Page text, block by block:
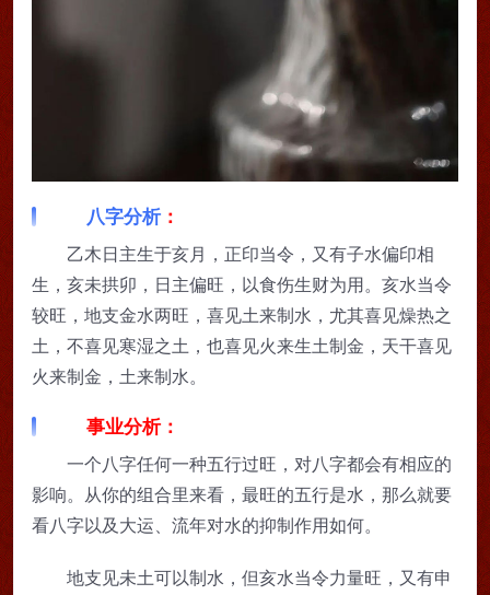
八字分析 ：
乙木日主生于亥月，正印当令，又有子水偏印相
生，亥未拱卯，日主偏旺，以食伤生财为用。亥水当令
较旺，地支金水两旺，喜见土来制水，尤其喜见燥热之
土，不喜见寒湿之土，也喜见火来生土制金，天干喜见
火来制金，土来制水。
事业分析：
一个八字任何一种五行过旺，对八字都会有相应的
影响。从你的组合里来看，最旺的五行是水，那么就要
看八字以及大运、流年对水的抑制作用如何。
地支见未土可以制水，但亥水当令力量旺，又有申